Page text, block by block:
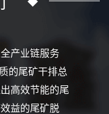
产业链服务
的尾矿干排总
高效节能的尾
益的尾矿脱